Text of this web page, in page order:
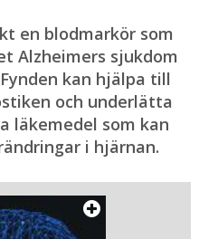
en blodmarkör som
Alzheimers sjukdom
kan hjälpa till
och underlätta
läkemedel som kan
i hjärnan.